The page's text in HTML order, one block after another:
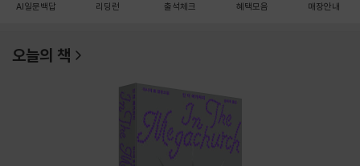
AI일문백답 리딩런 출석체크 혜택모음 매장안내
오늘의 책